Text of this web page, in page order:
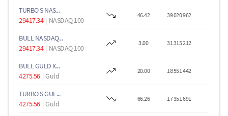
TURBO S NAS...
29417.34 | NASDAQ 100
46.42 39 020 962
BULL NASDAQ...
29417.34 | NASDAQ 100
3.00 31 315 212
BULL GULD X...
4275.56 | Guld
20.00 18 551 442
TURBO S GUL...
4275.56 | Guld
66.26 17 351 691